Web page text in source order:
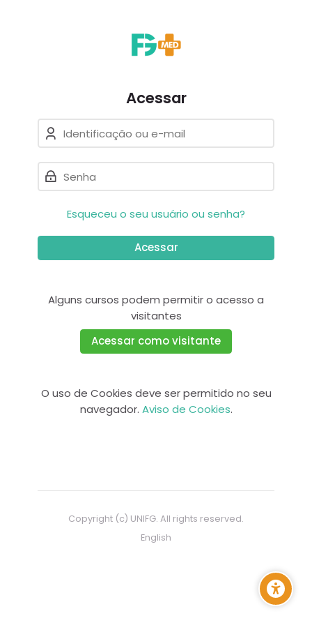
Acessar
Identificação ou e-mail
Senha
Esqueceu o seu usuário ou senha?
Acessar
Alguns cursos podem permitir o acesso a
visitantes
Acessar como visitante
O uso de Cookies deve ser permitido no seu
navegador. Aviso de Cookies.
Copyright (c) UNIFG. All rights reserved.
English